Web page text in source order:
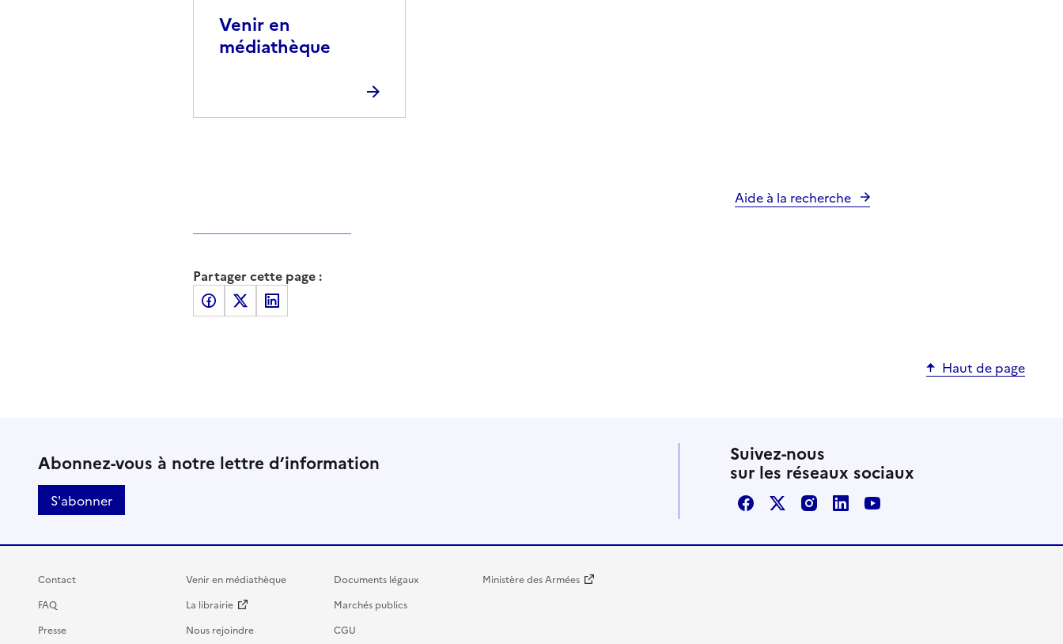
Venir en
médiathèque
Aide à la recherche
Partager cette page :
Partager sur Facebook
Partager sur XPartager sur LinkedIn
Haut de page
Abonnez-vous à notre lettre d’information
S'abonner
Suivez-nous
sur les réseaux sociaux
FacebookX / TwitterInstagram
LinkedInYoutube
Contact
FAQ
Presse
Venir en médiathèque
La librairie
Nous rejoindre
Documents légaux
Marchés publics
CGU
Ministère des Armées